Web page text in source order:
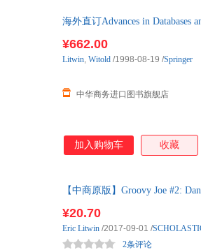
海外直订Advances in Databases
¥662.00
中华商务进口图书旗舰店
Litwin, Witold /1998-08-19 /Springer
加入购物车 收藏
【中商原版】Groovy Joe #2:
¥20.70
2条评论
Eric Litwin /2017-09-01 /